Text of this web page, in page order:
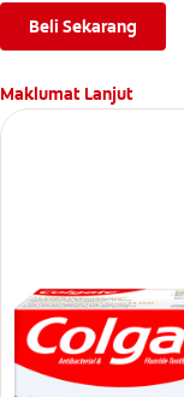
Beli Sekarang
Maklumat Lanjut